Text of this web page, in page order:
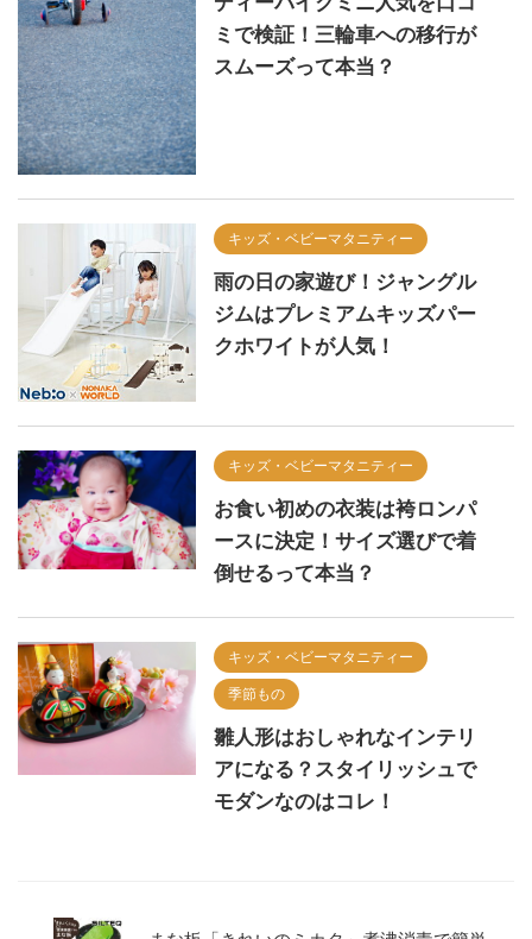
ミで検証！三輪車への移行が
スムーズって本当？
キッズ・ベビーマタニティー
雨の日の家遊び！ジャングル
ジムはプレミアムキッズパー
クホワイトが人気！
キッズ・ベビーマタニティー
お食い初めの衣装は袴ロンパ
ースに決定！サイズ選びで着
倒せるって本当？
キッズ・ベビーマタニティー
季節もの
雛人形はおしゃれなインテリ
アになる？スタイリッシュで
モダンなのはコレ！